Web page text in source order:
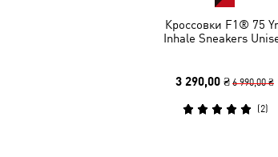
Кроссовки F1® 75
Inhale Sneakers
3 290,00 ₴ 6 990,00 ₴
(2)